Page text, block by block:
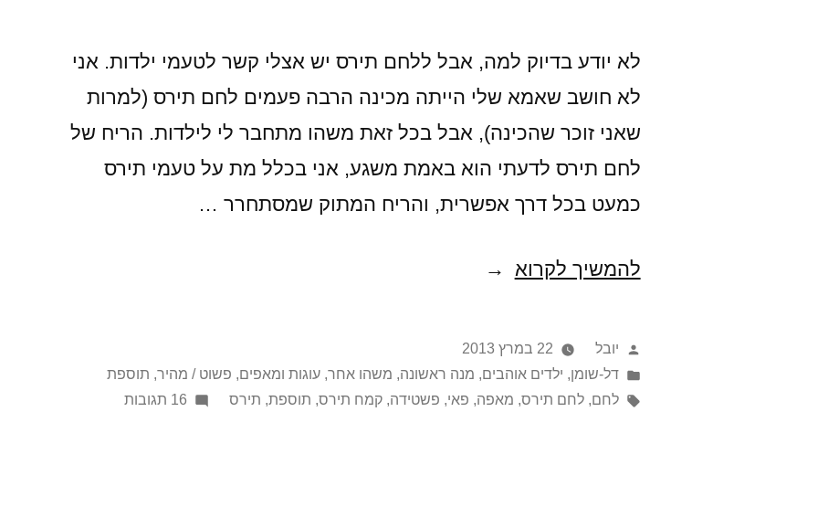
לא יודע בדיוק למה, אבל ללחם תירס יש אצלי קשר לטעמי ילדות. אני
לא חושב שאמא שלי הייתה מכינה הרבה פעמים לחם תירס (למרות
שאני זוכר שהכינה), אבל בכל זאת משהו מתחבר לי לילדות. הריח של
לחם תירס לדעתי הוא באמת משגע, אני בכלל מת על טעמי תירס
כמעט בכל דרך אפשרית, והריח המתוק שמסתחרר …
להמשיך לקרוא בלי
אפך
תאכל
לחם
פורסם
על
ידי
יובל
22 במרץ 2013
Posted
in
דל-שומן, ילדים אוהבים, מנה ראשונה, משהו אחר,עוגות ומאפים, פשוט / מהיר, תוספת
תגיות:
לחם,לחם תירס, מאפה, פאי, פשטידה,קמח תירס, תוספת, תירס 16 תגובות
על